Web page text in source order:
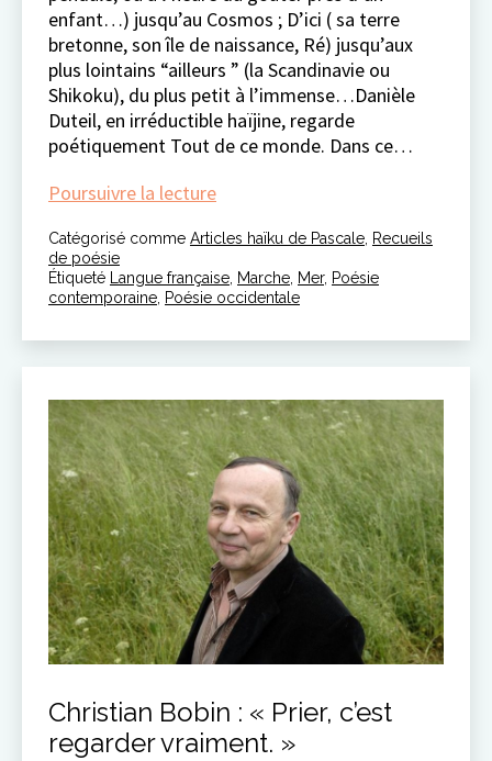
enfant…) jusqu’au Cosmos ; D’ici ( sa terre
bretonne, son île de naissance, Ré) jusqu’aux
plus lointains “ailleurs ” (la Scandinavie ou
Shikoku), du plus petit à l’immense…Danièle
Duteil, en irréductible haïjine, regarde
poétiquement Tout de ce monde. Dans ce…
Poursuivre la lecturechronique
#12
Catégorisé comme Articles haïku de Pascale, Recueils
de poésie
Étiqueté Langue française, Marche, Mer, Poésie
contemporaine, Poésie occidentale
Christian Bobin : « Prier, c’est
regarder vraiment. »